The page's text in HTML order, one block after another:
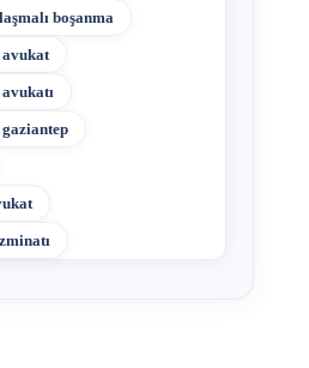
boşanma
avukat